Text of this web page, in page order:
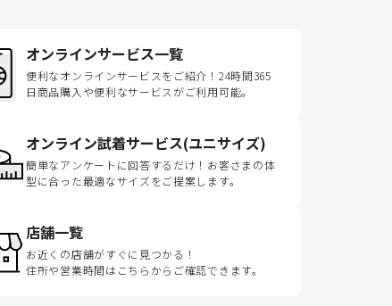
オンラインサービス一覧
便利なオンラインサービスをご紹介！24時間365
日商品購入や便利なサービスがご利用可能。
オンライン試着サービス(ユニサイズ)
簡単なアンケートに回答するだけ！お客さまの体
型に合った最適なサイズをご提案します。
店舗一覧
お近くの店舗がすぐに見つかる！
住所や営業時間はこちらからご確認できます。